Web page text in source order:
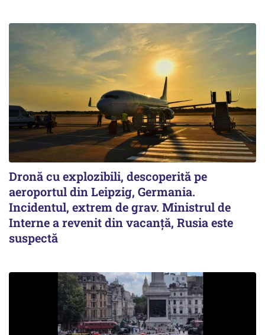
Dronă cu explozibili, descoperită pe
aeroportul din Leipzig, Germania.
Incidentul, extrem de grav. Ministrul de
Interne a revenit din vacanță, Rusia este
suspectă